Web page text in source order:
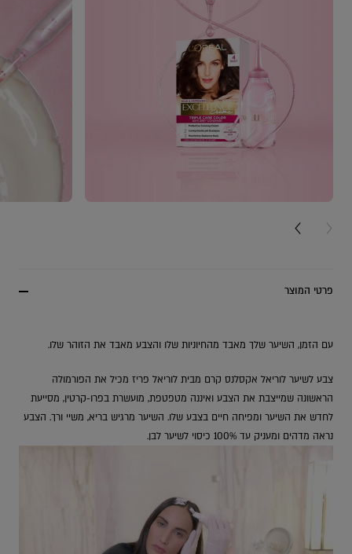
NEXT CARD
פרטי המוצר
עם הזמן, השיער שלך מאבד מהחיוניות שלו והצבע מאבד את הזוהר שלו.
צבע לשיער לוריאל אקסלנס קרם מבית לוריאל פריז מכיל את הפורמולה
הראשונה שמייצבת את הצבע ואיננה מטפטפת, מועשרת בפרו-קרטין, מסייעת
לחדש את השיער ומפיחה חיים בצבע שלו. השיער מרגיש בריא, משיי ורך. הצבע
נראה מדהים ומעניק עד 100% כיסוי לשיער לבן.